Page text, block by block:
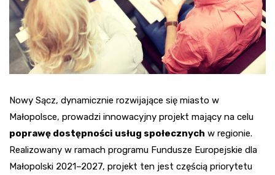
Nowy Sącz, dynamicznie rozwijające się miasto w
Małopolsce, prowadzi innowacyjny projekt mający na celu
poprawę dostępności usług społecznych w regionie.
Realizowany w ramach programu Fundusze Europejskie dla
Małopolski 2021–2027, projekt ten jest częścią priorytetu